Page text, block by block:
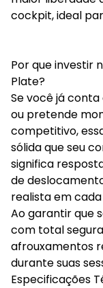
cockpit, ideal
Por que investir
Plate?
Se você já
ou pretende
competitivo,
sólida que seu
significa
de
realista em
Ao garantir que
com total
afrouxamentos
durante suas
Especificações